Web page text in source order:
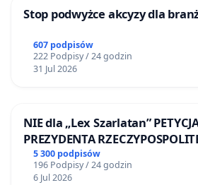
Stop podwyżce akcyzy dla
607 podpisów
222 Podpisy / 24 godzin
31 Jul 2026
NIE dla „Lex Szarlatan”
PREZYDENTA
5 300 podpisów
196 Podpisy / 24 godzin
6 Jul 2026